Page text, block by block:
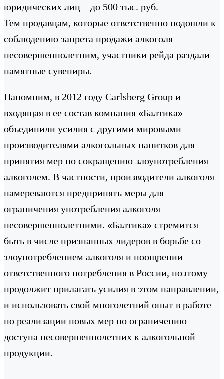
юридических лиц – до 500 тыс. руб.
Тем продавцам, которые ответственно подошли к
соблюдению запрета продажи алкоголя
несовершеннолетним, участники рейда раздали
памятные сувениры.
Напомним, в 2012 году Carlsberg Group и
входящая в ее состав компания «Балтика»
объединили усилия с другими мировыми
производителями алкогольных напитков для
принятия мер по сокращению злоупотребления
алкоголем. В частности, производители алкоголя
намереваются предпринять меры для
ограничения употребления алкоголя
несовершеннолетними. «Балтика» стремится
быть в числе признанных лидеров в борьбе со
злоупотреблением алкоголя и поощрении
ответственного потребления в России, поэтому
продолжит прилагать усилия в этом направлении,
и использовать свой многолетний опыт в работе
по реализации новых мер по ограничению
доступа несовершеннолетних к алкогольной
продукции.